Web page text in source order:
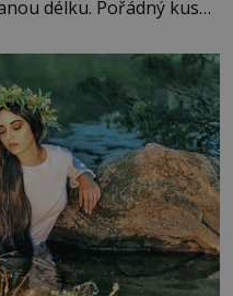
délku. Pořádný kus
zhodnotí švadlena
vás, podívejte.“